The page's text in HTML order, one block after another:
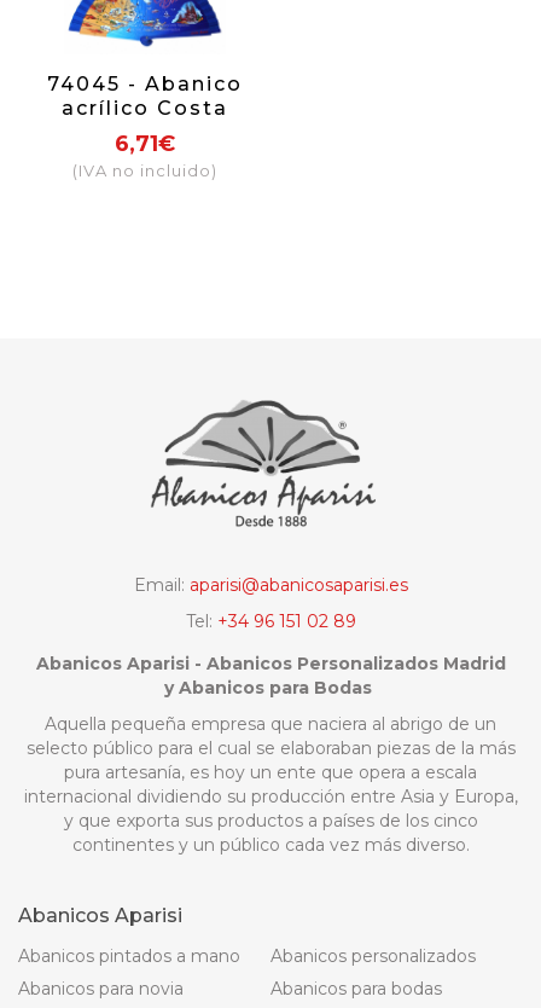
74045 - Abanico
acrílico Costa
Brava
6,71€
(IVA no incluido)
Email: aparisi@abanicosaparisi.es
Tel: +34 96 151 02 89
Abanicos Aparisi - Abanicos Personalizados Madrid
y Abanicos para Bodas
Aquella pequeña empresa que naciera al abrigo de un
selecto público para el cual se elaboraban piezas de la más
pura artesanía, es hoy un ente que opera a escala
internacional dividiendo su producción entre Asia y Europa,
y que exporta sus productos a países de los cinco
continentes y un público cada vez más diverso.
Abanicos Aparisi
Abanicos pintados a mano
Abanicos personalizados
Abanicos para novia
Abanicos para bodas